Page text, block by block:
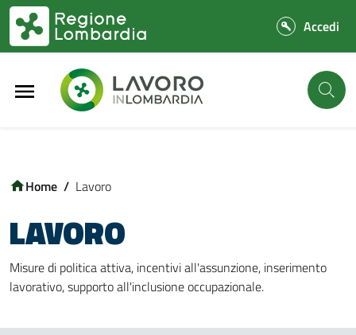
Vai al contenuto principale
Vai al footer
/ Lavoro
LAVORO
Misure di politica attiva, incentivi all'assunzione, inserimento
lavorativo, supporto all'inclusione occupazionale.